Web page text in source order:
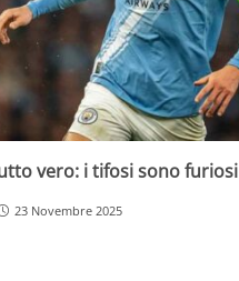
vero: i tifosi sono furiosi
23 Novembre 2025